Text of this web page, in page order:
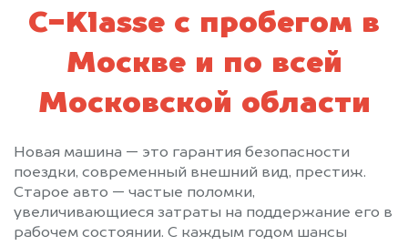
C-Klasse с пробегом в
Москве и по всей
Московской области
Новая машина — это гарантия безопасности
поездки, современный внешний вид, престиж.
Старое авто — частые поломки,
увеличивающиеся затраты на поддержание его в
рабочем состоянии. С каждым годом шансы